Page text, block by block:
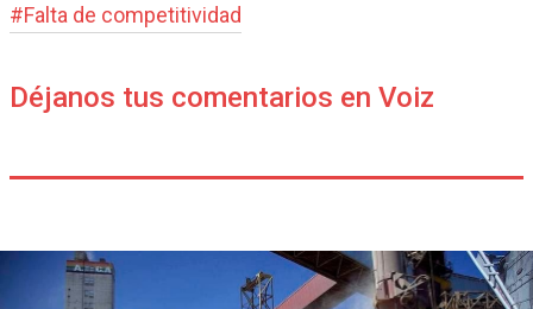
#Falta de competitividad
Déjanos tus comentarios en Voiz